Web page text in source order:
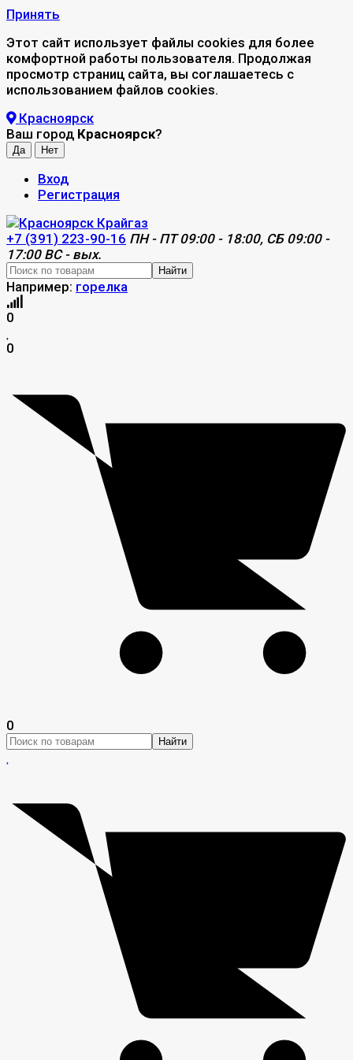
Принять
Этот сайт использует файлы cookies для более
комфортной работы пользователя. Продолжая
просмотр страниц сайта, вы соглашаетесь с
использованием файлов cookies.
Красноярск
Ваш город Красноярск?
Вход
Регистрация
+7 (391) 223-90-16 ПН - ПТ 09:00 - 18:00, СБ 09:00 -
17:00 ВС - вых.
Найти
Например: горелка
0
0
0
Найти